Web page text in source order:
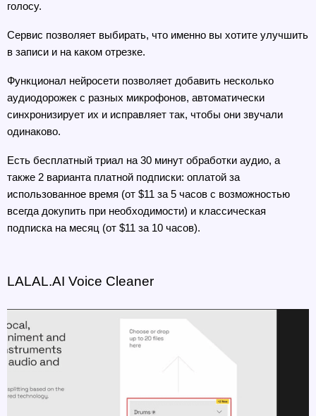
голосу.
Сервис позволяет выбирать, что именно вы хотите улучшить
в записи и на каком отрезке.
Функционал нейросети позволяет добавить несколько
аудиодорожек с разных микрофонов, автоматически
синхронизирует их и исправляет так, чтобы они звучали
одинаково.
Есть бесплатный триал на 30 минут обработки аудио, а
также 2 варианта платной подписки: оплатой за
использованное время (от $11 за 5 часов с возможностью
всегда докупить при необходимости) и классическая
подписка на месяц (от $11 за 10 часов).
LALAL.AI Voice Cleaner